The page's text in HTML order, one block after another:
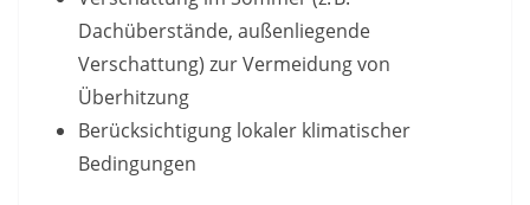
Dachüberstände, außenliegende
Verschattung) zur Vermeidung von
Überhitzung
Berücksichtigung lokaler klimatischer
Bedingungen